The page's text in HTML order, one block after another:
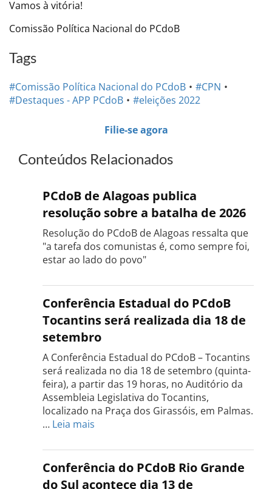
Vamos à vitória!
Comissão Política Nacional do PCdoB
Tags
#Comissão Política Nacional do PCdoB
#CPN
#Destaques - APP PCdoB
#eleições 2022
Filie-se agora
Conteúdos Relacionados
PCdoB de Alagoas publica
resolução sobre a batalha de 2026
Resolução do PCdoB de Alagoas ressalta que
"a tarefa dos comunistas é, como sempre foi,
estar ao lado do povo"
Conferência Estadual do PCdoB
Tocantins será realizada dia 18 de
setembro
A Conferência Estadual do PCdoB – Tocantins
será realizada no dia 18 de setembro (quinta-
feira), a partir das 19 horas, no Auditório da
Assembleia Legislativa do Tocantins,
localizado na Praça dos Girassóis, em Palmas.
… Leia mais
Estadual
do
PCdoB
Conferência do PCdoB Rio Grande
do Sul acontece dia 13 de